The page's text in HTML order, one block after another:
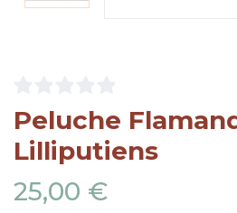
Peluche
Lilliputiens
25,00 €